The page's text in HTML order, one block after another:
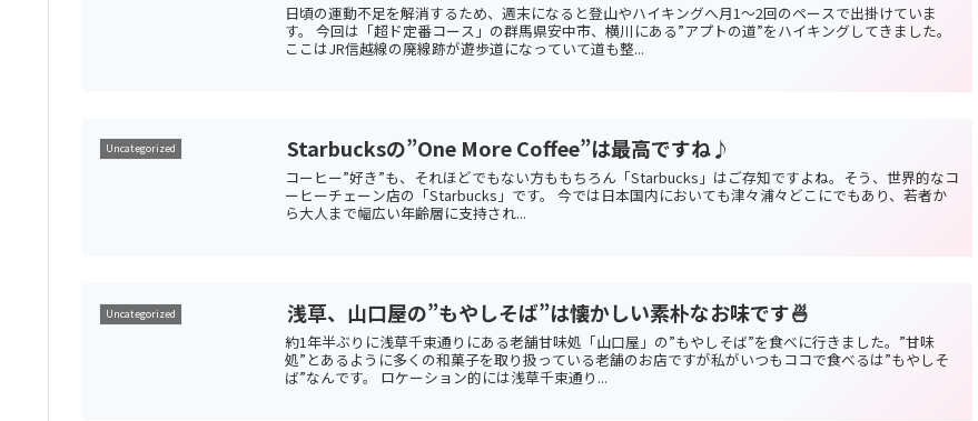
日頃の運動不足を解消するため、週末になると登山やハイキングへ月1〜2回のペースで出掛けていま
す。 今回は「超ド定番コース」の群馬県安中市、横川にある”アプトの道”をハイキングしてきました。
ここはJR信越線の廃線跡が遊歩道になっていて道も整...
Uncategorized Starbucksの”One More Coffee”は最高ですね♪
コーヒー”好き”も、それほどでもない方ももちろん「Starbucks」はご存知ですよね。そう、世界的なコ
ーヒーチェーン店の「Starbucks」です。 今では日本国内においても津々浦々どこにでもあり、若者か
ら大人まで幅広い年齢層に支持され...
Uncategorized 浅草、山口屋の”もやしそば”は懐かしい素朴なお味です🍜
約1年半ぶりに浅草千束通りにある老舗甘味処「山口屋」の”もやしそば”を食べに行きました。”甘味
処”とあるように多くの和菓子を取り扱っている老舗のお店ですが私がいつもココで食べるは”もやしそ
ば”なんです。 ロケーション的には浅草千束通り...